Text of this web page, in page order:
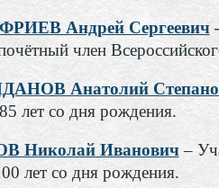
Андрей Сергеевич
член
Анатолий
лет со дня рождения.
Николай Иванович–
лет со дня рождения.